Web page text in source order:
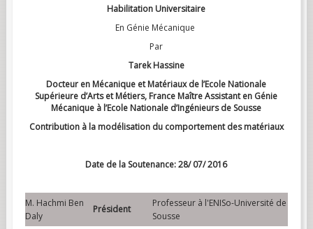
Habilitation Universitaire
En Génie Mécanique
Par
Tarek Hassine
Docteur en Mécanique et Matériaux de l’Ecole Nationale
Supérieure d’Arts et Métiers, France Maître Assistant en Génie
Mécanique à l’Ecole Nationale d’Ingénieurs de Sousse
Contribution à la modélisation du comportement desmatériaux
Date de la Soutenance: 28/ 07/ 2016
M. Hachmi Ben
Daly
Président
Professeur à l'ENISo-Université de
Sousse